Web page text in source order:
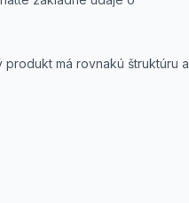
produkt má rovnakú štruktúru a